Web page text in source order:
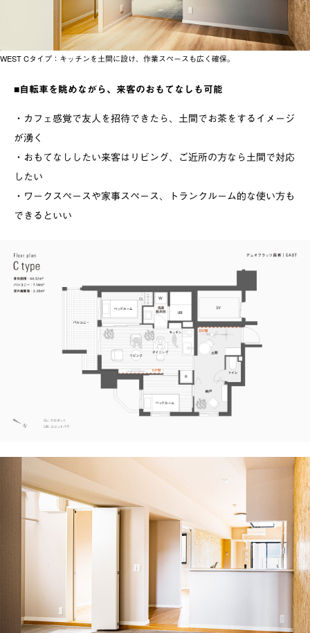
WEST Cタイプ：キッチンを土間に設け、作業スペースも広く確保。
■自転車を眺めながら、来客のおもてなしも可能
・カフェ感覚で友人を招待できたら、土間でお茶をするイメージ
が湧く
・おもてなししたい来客はリビング、ご近所の方なら土間で対応
したい
・ワークスペースや家事スペース、トランクルーム的な使い方も
できるといい